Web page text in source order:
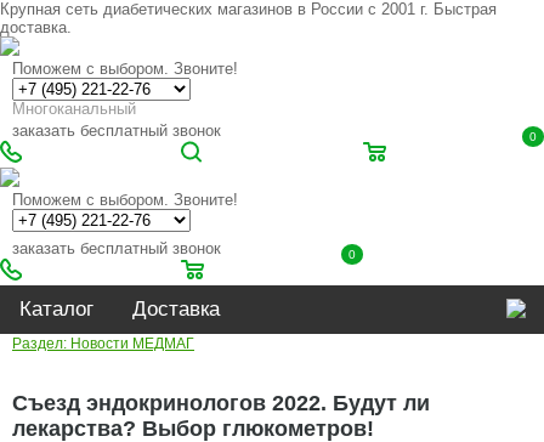
Крупная сеть диабетических магазинов в России с 2001 г. Быстрая
доставка.
Поможем с выбором. Звоните!
Многоканальный
заказать бесплатный звонок
0
Поможем с выбором. Звоните!
заказать бесплатный звонок 0
Каталог Доставка
Раздел: Новости МЕДМАГ
Съезд эндокринологов 2022. Будут ли
лекарства? Выбор глюкометров!